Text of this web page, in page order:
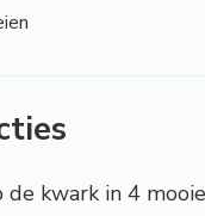
de kwark in 4